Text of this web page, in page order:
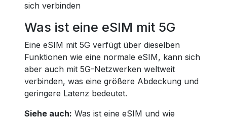
sich verbinden
Was ist eine eSIM mit 5G
Eine eSIM mit 5G verfügt über dieselben
Funktionen wie eine normale eSIM, kann sich
aber auch mit 5G-Netzwerken weltweit
verbinden, was eine größere Abdeckung und
geringere Latenz bedeutet.
Siehe auch: Was ist eine eSIM und wie